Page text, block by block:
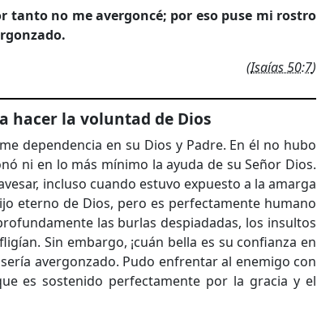
tanto no me avergoncé; por eso puse mi rostro
(Isaías 50:7)
hacer la voluntad de Dios
dependencia en su Dios y Padre. En él no hubo
ni en lo más mínimo la ayuda de su Señor Dios.
incluso cuando estuvo expuesto a la amarga
eterno de Dios, pero es perfectamente humano
las burlas despiadadas, los insultos
Sin embargo, ¡cuán bella es su confianza en
avergonzado. Pudo enfrentar al enemigo con
es sostenido perfectamente por la gracia y el